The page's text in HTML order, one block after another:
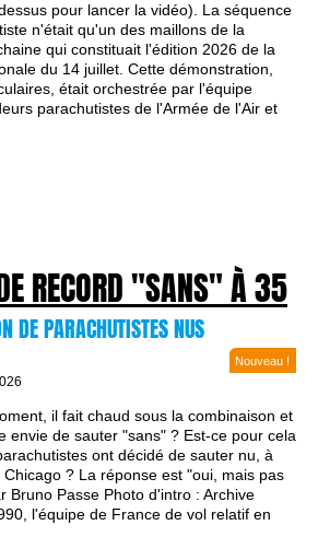
pour lancer la vidéo). La séquence
n'était qu'un des maillons de la
qui constituait l'édition 2026 de la
du 14 juillet. Cette démonstration,
était orchestrée par l'équipe
parachutistes de l'Armée de l'Air et
RECORD "SANS" À 35
DE PARACHUTISTES NUS
Nouveau !
il fait chaud sous la combinaison et
envie de sauter "sans" ? Est-ce pour cela
ont décidé de sauter nu, à
Chicago ? La réponse est "oui, mais pas
Bruno Passe Photo d'intro : Archive
l'équipe de France de vol relatif en